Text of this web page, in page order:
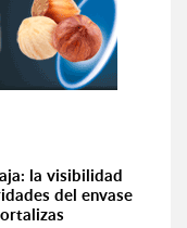
la visibilidad
del envase